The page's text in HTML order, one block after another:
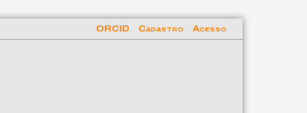
ORCID Cadastro Acesso